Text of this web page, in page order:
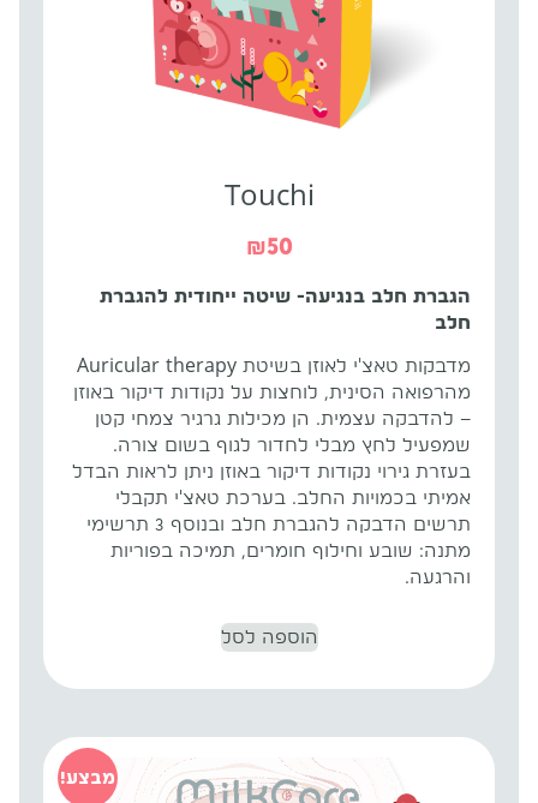
Touchi
₪50
הגברת חלב בנגיעה- שיטה ייחודית להגברת
חלב
מדבקות טאצ'י לאוזן בשיטת Auricular therapy
מהרפואה הסינית, לוחצות על נקודות דיקור באוזן
– להדבקה עצמית. הן מכילות גרגיר צמחי קטן
שמפעיל לחץ מבלי לחדור לגוף בשום צורה.
בעזרת גירוי נקודות דיקור באוזן ניתן לראות הבדל
אמיתי בכמויות החלב. בערכת טאצ'י תקבלי
תרשים הדבקה להגברת חלב ובנוסף 3 תרשימי
מתנה: שובע וחילוף חומרים, תמיכה בפוריות
והרגעה.
הוספה לסל
מבצע!